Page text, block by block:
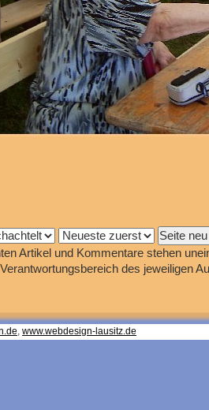
Artikel und Kommentare stehen
Verantwortungsbereich des jeweiligen
, www.webdesign-lausitz.de